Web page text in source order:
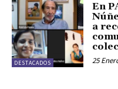
DESTACADOS
En
a
25